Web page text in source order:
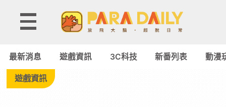
資
最新消息 遊戲資訊 3C科技 新番列表 動漫
遊戲資訊